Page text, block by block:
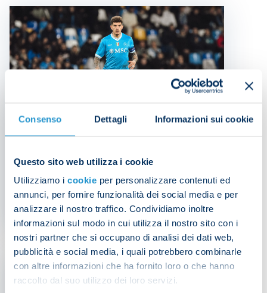
Consenso Dettagli Informazioni sui cookie
Questo sito web utilizza i cookie
Utilizziamo i cookie per personalizzare contenuti ed
annunci, per fornire funzionalità dei social media e per
analizzare il nostro traffico. Condividiamo inoltre
informazioni sul modo in cui utilizza il nostro sito con i
nostri partner che si occupano di analisi dei dati web,
pubblicità e social media, i quali potrebbero combinarle
con altre informazioni che ha fornito loro o che hanno
raccolto dal suo utilizzo dei loro servizi.
Di Lorenzo undergoes foot
operation
NEWS | 04/02/2026